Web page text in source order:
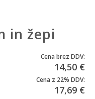
in žepi
Cena brez DDV:
14,50 €
Cena z 22% DDV:
17,69 €